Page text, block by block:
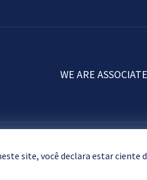
site, você declara estar ciente
WE ARE